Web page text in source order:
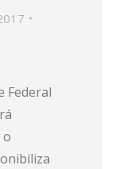
Federal
o